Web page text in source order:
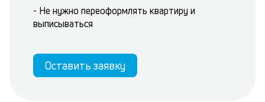
- Не нужно переоформлять квартиру и
выписываться
Оставить заявку